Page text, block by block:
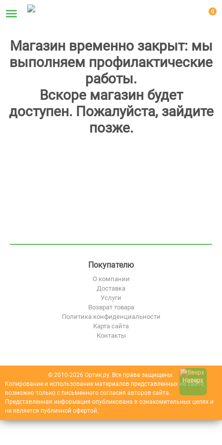
0
Магазин временно закрыт: мы
выполняем профилактические
работы.
Вскоре магазин будет
доступен. Пожалуйста, зайдите
позже.
Покупателю
О компании
Доставка
Услуги
Возврат товара
Политика конфиденциальности
Карта сайта
Контакты
© 2010-2026 Ортик.ру. Все права защищены.
Копирование и использование материалов представленных на сайте,
возможно только с письменного согласия авторов сайта.
Представленная информация опубликована в ознакомительных целях и
не является публичной офертой.
Наверх